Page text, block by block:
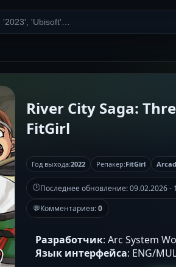
River City Saga:
FitGirl
Год выхода:2022 Репакер:FitGirl
🕒Последнее обновление:09.02.2026 -
💬Комментариев:0
Разработчик: Arc System
Язык интерфейса: ENG/